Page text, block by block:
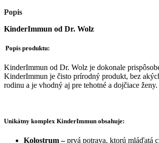
Popis
KinderImmun od Dr. Wolz
Popis produktu:
KinderImmun od Dr. Wolz je dokonale
KinderImmun je čisto prírodný produkt, bez
rodinu a je vhodný aj pre tehotné a dojčiace
Unikátny komplex KinderImmun obsahuje:
Kolostrum –prvá potrava, ktorú mláďatá